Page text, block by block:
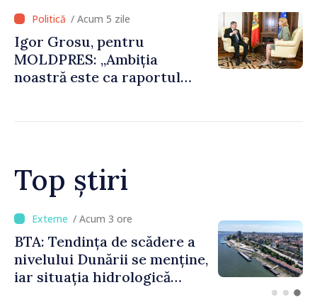
alegerea. Ne-am alăturat
Ucrainei”/ Acum 5 zile
Igor Grosu, pentru
MOLDPRES: „Ambiția
noastră este ca raportul
Top știri
/ Acum 1 oră
Energocom a asigurat
necesarul de energie
electrică pentru 8 august.